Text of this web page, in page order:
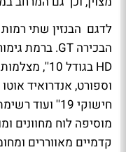
לדגם הבנזין שתי
הבכירה GT. ברמת
HD
וספורט, אנדרואיד
חישוקי 19'' ועוד רשימת איבזור ארוכה מאוד. רמת גימור
מוסיפה לוח מחוונים
קדמיים מאווררים